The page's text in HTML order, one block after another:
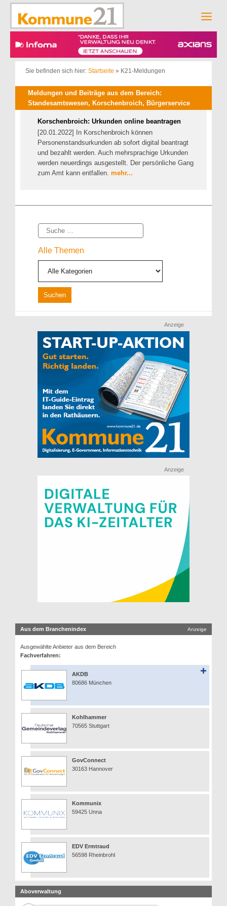
Zum
springen
Sie befinden sich hier: Startseite » K21-Meldungen
Meldungen und Beiträge aus dem Bereich:
Standesamtswesen, Korschenbroich, Bürgerservice
Korschenbroich: Urkunden online beantragen
[20.01.2022] In Korschenbroich können
Personenstandsurkunden ab sofort digital beantragt
und bezahlt werden. Auch mehrsprachige Urkunden
werden neuerdings ausgestellt. Der persönliche Gang
zum Amt kann entfallen. mehr...
Suche
Alle Themen
Anzeige
Anzeige
Aus dem Branchenindex Anzeige
Ausgewählte Anbieter aus dem Bereich
Fachverfahren:
AKDB
80686 München
Kohlhammer
70565 Stuttgart
GovConnect
30163 Hannover
Kommunix
59425 Unna
EDV Ermtraud
56598 Rheinbrohl
Aboverwaltung